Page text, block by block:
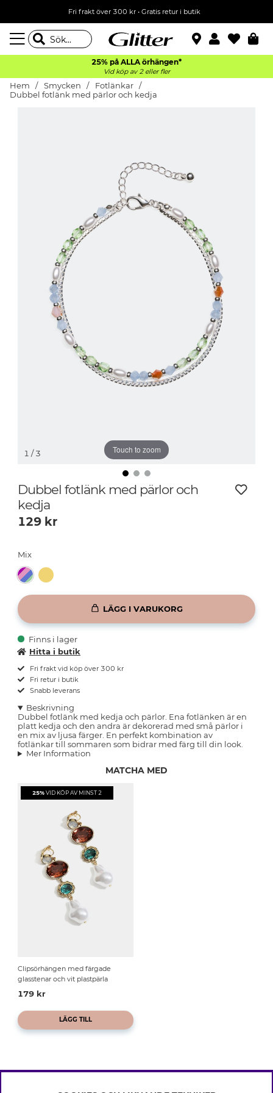
Fri frakt över 300 kr• Gratis retur i butik
25% på ALLA örhängen*
Vid köp av 2 eller fler
Hem Smycken
Fotlänkar
Dubbel fotlänk med pärlor och kedja
Touch to zoom
1 / 3
Dubbel fotlänk med pärlor och
kedja
129 kr
Mix
LÄGG I VARUKORG
Finns i lager
Hitta i butik
Fri frakt vid köp över 300 kr
Fri retur i butik
Snabb leverans
Beskrivning
Dubbel fotlänk med kedja och pärlor. Ena fotlänken är en
platt kedja och den andra är dekorerad med små pärlor i
en mix av ljusa färger. En perfekt kombination av
fotlänkar till sommaren som bidrar med färg till din look.
Mer Information
MATCHA MED
25% VID KÖP AV MINST 2
Clipsörhängen med färgade
glasstenar och vit plastpärla
179 kr
LÄGG TILL